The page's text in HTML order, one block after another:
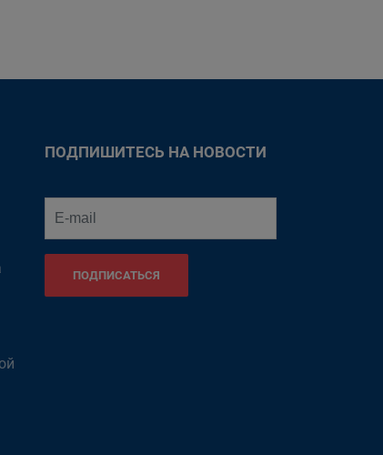
ПОДПИШИТЕСЬ НА НОВОСТИ
ПОДПИСАТЬСЯ